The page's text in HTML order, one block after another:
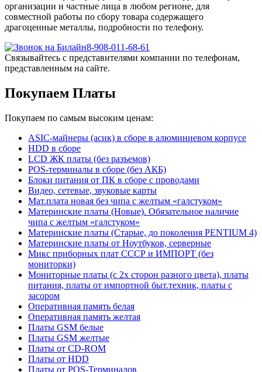
организации и частные лица в любом регионе, для
совместной работы по сбору товара содержащего
драгоценные металлы, подробности по телефону.
8-908-011-68-61
Связывайтесь с представителями компании по телефонам,
представленным на сайте.
Покупаем Платы
Покупаем по самым высоким ценам:
ASIC-майнеры (асик) в сборе в алюминиевом корпусе
HDD в сборе
LCD ЖК платы (без разъемов)
POS-терминалы в сборе (без АКБ)
Блоки питания от ПК в сборе с проводами
Видео, сетевые, звуковые карты
Мат.плата новая без чипа с желтым «галстуком»
Материнские платы (Новые). Обязательное наличие
чипа с желтым «галстуком»
Материнские платы (Старые, до поколения PENTIUM 4)
Материнские платы от Ноутбуков, серверные
Микс приборных плат СССР и ИМПОРТ (без
мониторки)
Мониторные платы (с 2х сторон разного цвета), платы
питания, платы от импортной быт.техник, платы с
засором
Оперативная память белая
Оперативная память желтая
Платы GSM белые
Платы GSM желтые
Платы от CD-ROM
Платы от HDD
Платы от POS-Терминалов